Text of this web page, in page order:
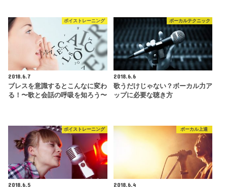
ボイストレーニング
2018.6.7
ブレスを意識するとこんなに変わ
る！〜歌と会話の呼吸を知ろう〜
ボーカルテクニック
2018.6.6
歌うだけじゃない？ボーカル力ア
ップに必要な聴き方
ボイストレーニング
2018.6.5
ボーカル上達
2018.6.4